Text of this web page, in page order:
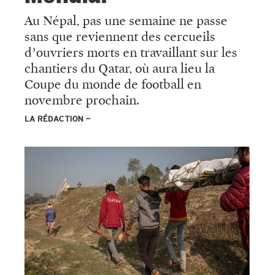
Au Népal, pas une semaine ne passe
sans que reviennent des cercueils
d’ouvriers morts en travaillant surles
chantiers du Qatar, où aura lieu la
Coupe du monde de football en
novembre prochain.
LA RÉDACTION